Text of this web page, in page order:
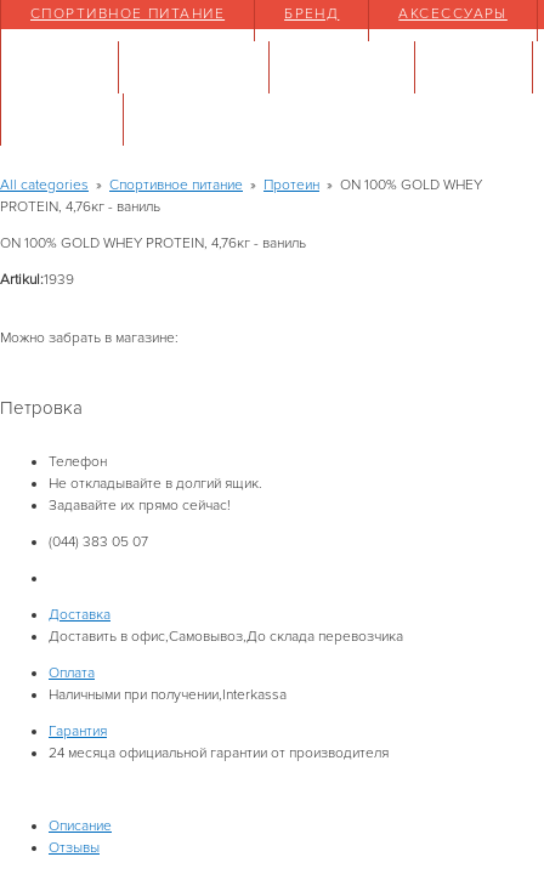
СПОРТИВНОЕ ПИТАНИЕ БРЕНД АКСЕССУАРЫ
All categories » Спортивное питание » Протеин » ON 100% GOLD WHEY
PROTEIN, 4,76кг - ваниль
ON 100% GOLD WHEY PROTEIN, 4,76кг - ваниль
Artikul:1939
Можно забрать в магазине:
Петровка
Телефон
Не откладывайте в долгий ящик.
Задавайте их прямо сейчас!
(044) 383 05 07
Доставка
Доставить в офис,Самовывоз,До склада перевозчика
Оплата
Наличными при получении,Interkassa
Гарантия
24 месяца официальной гарантии от производителя
Описание
Отзывы